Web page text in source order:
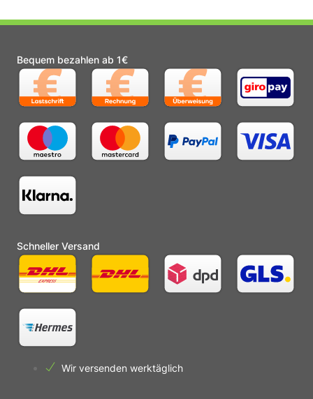
Bequem bezahlen ab 1€
Schneller Versand
Wir versenden werktäglich